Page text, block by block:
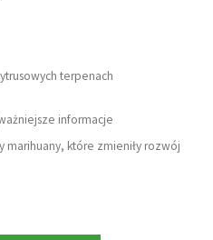
terpenach
informacje
które zmieniły rozwój